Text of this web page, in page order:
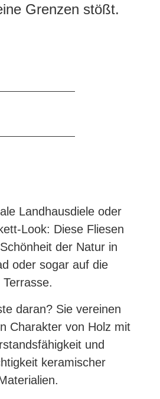
Grenzen stößt.
Landhausdiele oder
Look: Diese Fliesen
der Natur in
oder sogar auf die
Terrasse.
daran? Sie vereinen
Charakter von Holz mit
und
keramischer